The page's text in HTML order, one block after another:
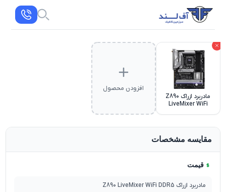
مادربرد ازراک Z890
LiveMixer WiFi
افزودن محصول
مقایسه مشخصات
قیمت
مادربرد ازراک Z890 LiveMixer WiFi DDR5